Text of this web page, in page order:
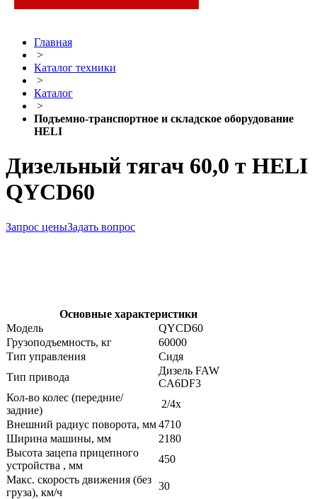
Главная
>
Каталог техники
>
Каталог
>
Подъемно-транспортное и складское оборудование
HELI
Дизельный тягач 60,0 т HELI
QYCD60
Запрос ценыЗадать вопрос
Основные характеристики
Модель
QYCD60
Грузоподъемность, кг
60000
Тип управления
Сидя
Тип привода
Дизель FAW
CA6DF3
Кол-во колес (передние/
задние)
2/4x
Внешний радиус поворота, мм4710
Ширина машины, мм
2180
Высота зацепа прицепного
устройства , мм
450
Макс. скорость движения (без
груза), км/ч
30